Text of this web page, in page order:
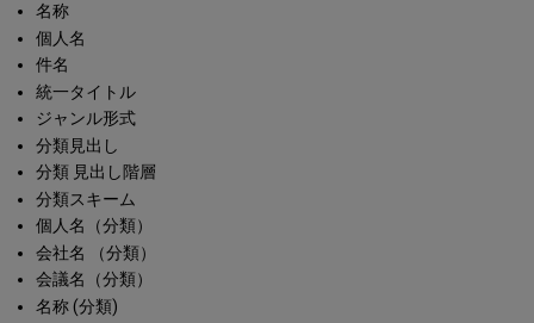
名称
個人名
件名
統一タイトル
ジャンル形式
分類見出し
分類 見出し階層
分類スキーム
個人名（分類）
会社名 （分類）
会議名（分類）
名称 (分類)